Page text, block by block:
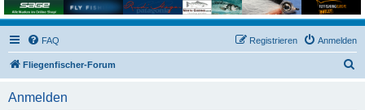
FAQ Anmelden
Registrieren
Fliegenfischer-Forum
Anmelden